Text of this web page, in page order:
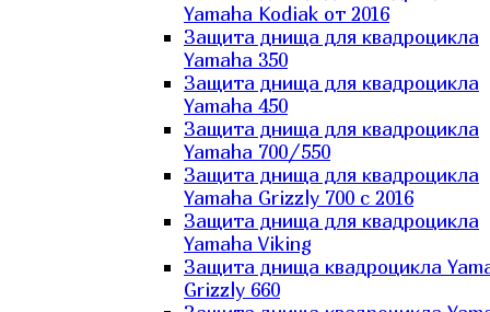
Yamaha Kodiak от 2016
Защита днища для квадроцикла
Yamaha 350
Защита днища для квадроцикла
Yamaha 450
Защита днища для квадроцикла
Yamaha 700/550
Защита днища для квадроцикла
Yamaha Grizzly 700 с 2016
Защита днища для квадроцикла
Yamaha Viking
Защита днища квадроцикла
Grizzly 660